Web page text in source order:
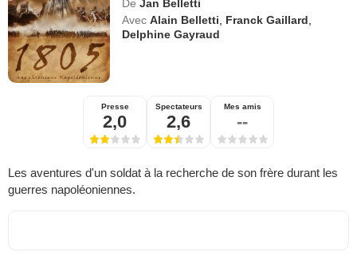
De Jan Belletti
Avec Alain Belletti Franck Gaillard
Delphine Gayraud
Presse
2,0
Spectateurs
2,6
Mes amis
--
Les aventures d'un soldat à la recherche de son frère durant les
guerres napoléoniennes.